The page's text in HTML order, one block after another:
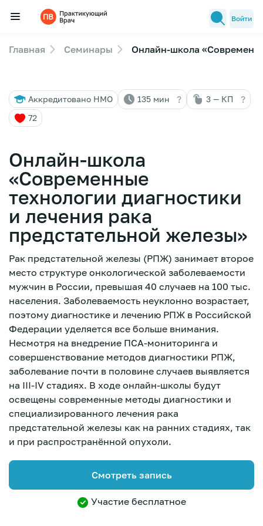
Семинары
Лекторы
FAQ
Зарегистрироваться
Войти
Главная Семинары Онлайн-школа
Аккредитовано НМО 135 мин ? 3 — КП ?
72
Онлайн-школа
«Современные
технологии диагностики
и лечения рака
предстательной железы»
Рак предстательной железы (РПЖ) занимает второе
место структуре онкологической заболеваемости
мужчин в России, превышая 40 случаев на 100 тыс.
населения. Заболеваемость неуклонно возрастает,
поэтому диагностике и лечению РПЖ в Российской
Федерации уделяется все больше внимания.
Несмотря на внедрение ПСА-мониторинга и
совершенствование методов диагностики РПЖ,
заболевание почти в половине случаев выявляется
на III-IV стадиях. В ходе онлайн-школы будут
освещены современные методы диагностики и
специализированного лечения рака
предстательной железы как на ранних стадиях, так
и при распространённой опухоли.
Смотреть запись
Участие бесплатное